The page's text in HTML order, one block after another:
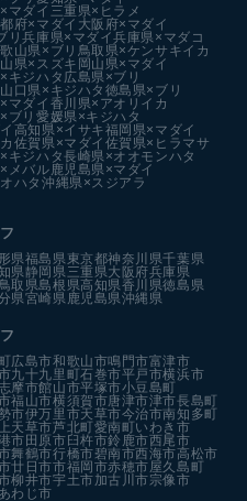
マダイ 三重県×ヒラメ
府×マダイ 大阪府×マダイ
リ兵庫県×マダイ兵庫県×マダコ
山県×ブリ 鳥取県×ケンサキイカ
県×スズキ 岡山県×マダイ
キジハタ 広島県×ブリ
山口県×キジハタ 徳島県×ブリ
マダイ 香川県×アオリイカ
ブリ愛媛県×キジハタ
高知県×イサキ福岡県×マダイ
佐賀県×マダイ 佐賀県×ヒラマサ
キジハタ長崎県×オオモンハタ
メバル鹿児島県×マダイ
ハタ沖縄県×スジアラ
県福島県東京都神奈川県千葉県
県静岡県三重県大阪府兵庫県
取県島根県高知県香川県徳島県
県宮崎県鹿児島県沖縄県
広島市和歌山市鳴門市富津市
九十九里町石巻市平戸市横浜市
摩市館山市平塚市小豆島町
福山市横須賀市唐津市津市長島町
市伊万里市天草市今治市南知多町
上天草市芦北町愛南町いわき市
市 田原市 臼杵市鈴鹿市西尾市
舞鶴市行橋市碧南市西海市高松市
廿日市市福岡市赤穂市屋久島町
柳井市宇土市加古川市宗像市
わじ市